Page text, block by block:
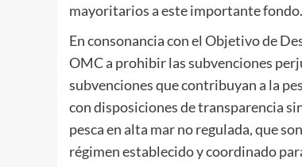
mayoritarios a este importante fondo.
En consonancia con el Objetivo de
OMC a prohibir las subvenciones
subvenciones que contribuyan a la
con disposiciones de transparencia
pesca en alta mar no regulada, que
régimen establecido y coordinado